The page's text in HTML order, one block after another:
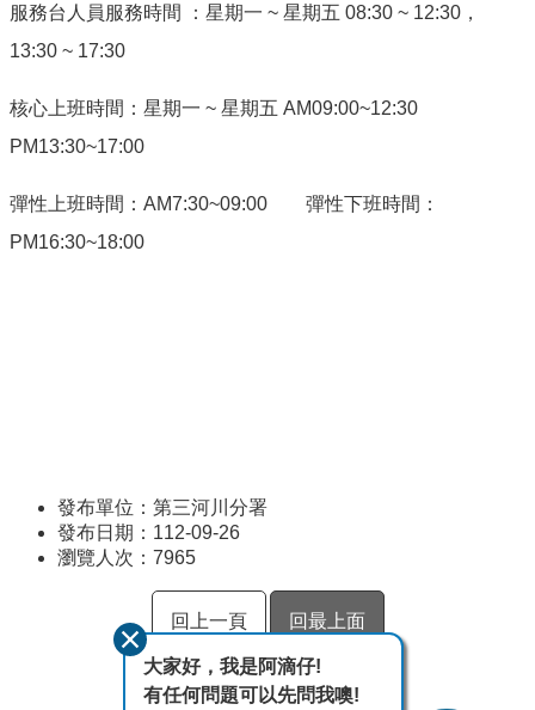
服務台人員服務時間 ：星期一 ~ 星期五 08:30 ~ 12:30，
13:30 ~ 17:30
核心上班時間：星期一 ~ 星期五 AM09:00~12:30
PM13:30~17:00
彈性上班時間：AM7:30~09:00 彈性下班時間：
PM16:30~18:00
發布單位：第三河川分署
發布日期：112-09-26
瀏覽人次： 7965
回上一頁 回最上面
大家好，我是阿滴仔!
有任何問題可以先問我噢!